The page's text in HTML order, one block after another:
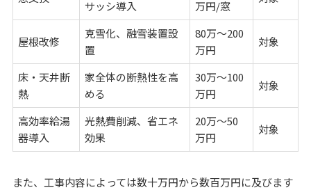
サッシ導入
万円/窓
屋根改修
克雪化、融雪装置設
置
80万～200
万円
対象
床・天井断
熱
家全体の断熱性を高
める
30万～100
万円
対象
高効率給湯
器導入
光熱費削減、省エネ
効果
20万～50
万円
対象
また、工事内容によっては数十万円から数百万円に及びます